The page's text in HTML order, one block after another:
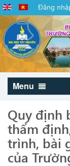
Đăng
Menu
Quy định
thẩm
trình, bài
của